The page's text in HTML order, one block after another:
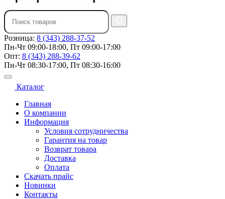
Розница: 8 (343) 288-37-52
Пн-Чт 09:00-18:00, Пт 09:00-17:00
Опт: 8 (343) 288-39-62
Пн-Чт 08:30-17:00, Пт 08:30-16:00
Каталог
Главная
О компании
Информация
Условия сотрудничества
Гарантия на товар
Возврат товара
Доставка
Оплата
Скачать прайс
Новинки
Контакты